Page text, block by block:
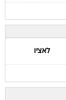
לאציו